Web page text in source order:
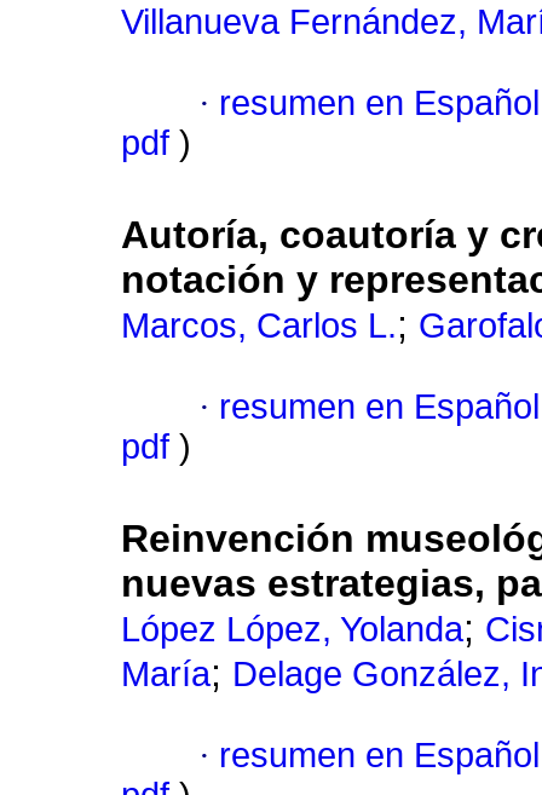
Villanueva Fernández,
· resumen en Español
pdf )
Autoría, coautoría y
notación y
Marcos, Carlos L.;
· resumen en Español
pdf )
Reinvención
nuevas estrategias,
López López, Yolanda;
María; Delage González,
· resumen en Español